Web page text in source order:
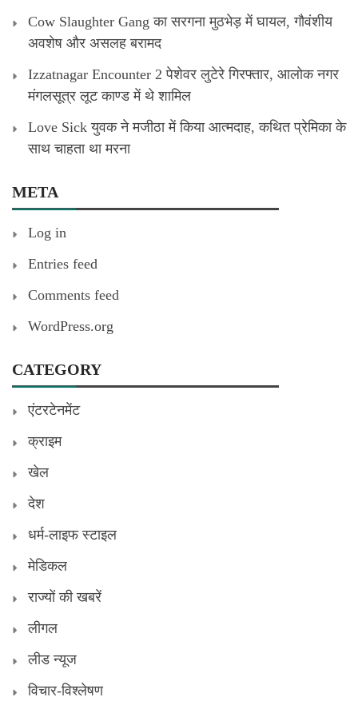
Cow Slaughter Gang का सरगना मुठभेड़ में घायल, गौवंशीय
अवशेष और असलह बरामद
Izzatnagar Encounter 2 पेशेवर लुटेरे गिरफ्तार, आलोक नगर
मंगलसूत्र लूट काण्‍ड में थे शामिल
Love Sick युवक ने मजीठा में किया आत्मदाह, कथित प्रेमिका के
साथ चाहता था मरना
META
Log in
Entries feed
Comments feed
WordPress.org
CATEGORY
एंटरटेनमेंट
क्राइम
खेल
देश
धर्म-लाइफ स्टाइल
मेडिकल
राज्यों की खबरें
लीगल
लीड न्यूज
विचार-विश्लेषण